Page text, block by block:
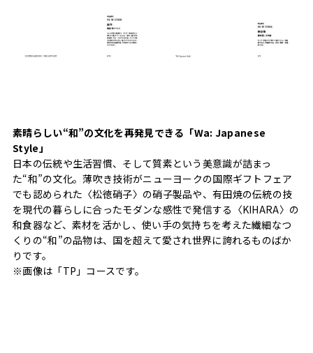
素晴らしい“和”の文化を再発見できる「Wa: Japanese
Style」
日本の伝統や生活習慣、そして質素という美意識が詰まっ
た“和”の文化。薄吹き技術がニューヨークの国際ギフトフェア
でも認められた〈松徳硝子〉の硝子製品や、有田焼の伝統の技
を現代の暮らしに合ったモダンな感性で発信する〈KIHARA〉の
和食器など、素材を活かし、使い手の気持ちを考えた繊細なつ
くりの“和”の品物は、国を超えて愛され世界に誇れるものばか
りです。
※画像は「TP」コースです。